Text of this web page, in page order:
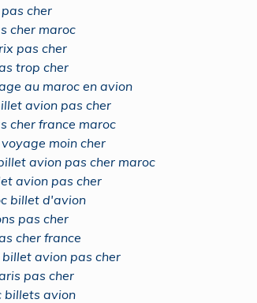
cher
cher maroc
pas cher
trop cher
au maroc en avion
avion pas cher
cher france maroc
moin cher
avion pas cher maroc
avion pas cher
billet d'avion
pas cher
cher france
avion pas cher
pas cher
billets avion